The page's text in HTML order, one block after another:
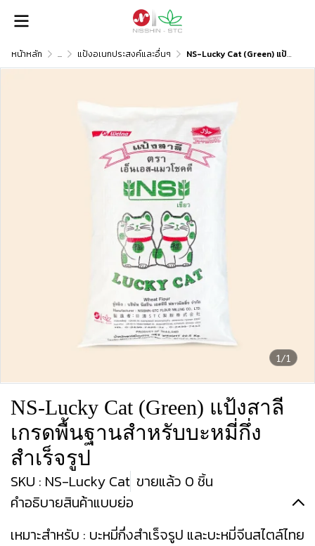
หน้าหลัก ... แป้งอเนกประสงค์และอื่นๆ NS-Lucky Cat (Green) แป้งสาลีเกรดพื้นฐานสำหรับบะหมี่กึ่งสำเร็จรูป
1/1
NS-Lucky Cat (Green) แป้งสาลี
เกรดพื้นฐานสำหรับบะหมี่กึ่ง
สำเร็จรูป
SKU : NS-Lucky Cat ขายแล้ว 0 ชิ้น
คำอธิบายสินค้าแบบย่อ
เหมาะสำหรับ : บะหมี่กึ่งสำเร็จรูป และบะหมี่จีนสไตล์ไทย